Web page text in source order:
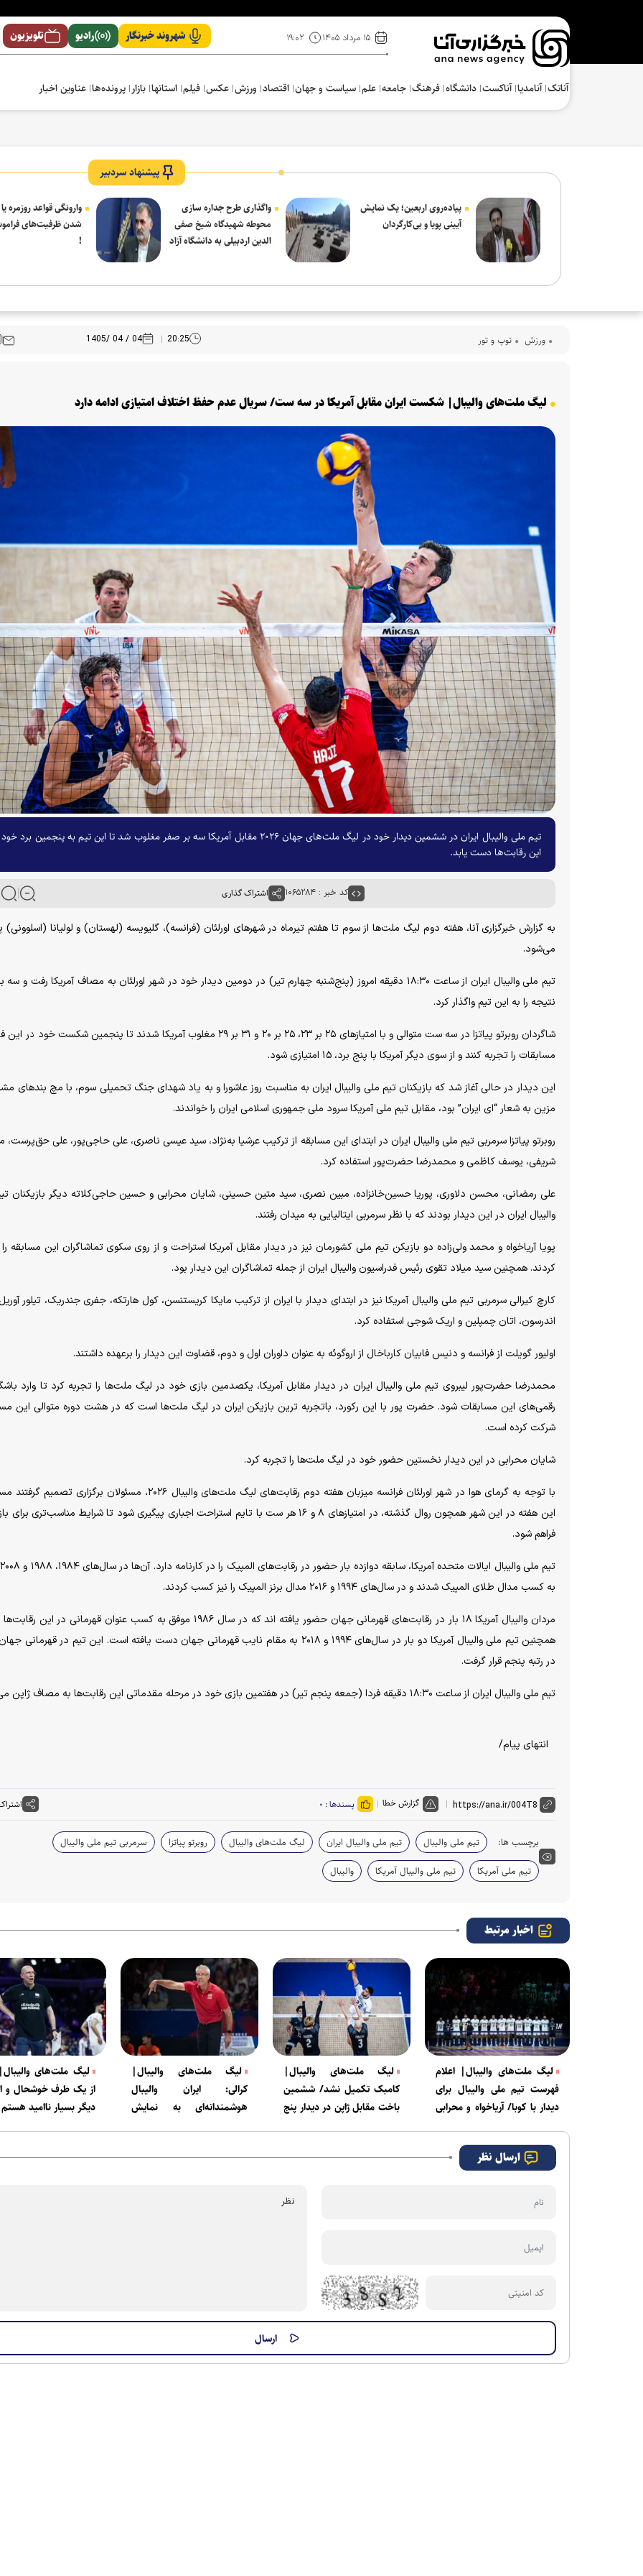
۱۵ مرداد ۱۴۰۵ ۱۹:۰۲ شهروند خبرنگار رادیو تلویزیون
آناتک آنامدیا آناکست دانشگاه فرهنگ‌ جامعه علم سیاست و جهان اقتصاد ورزش عکس فیلم استانها بازار پرونده‌ها عناوین اخبار
پیشنهاد سردبیر
پیاده‌روی اربعین؛ یک نمایش
آیینی پویا و بی‌کارگردان
واگذاری طرح جداره سازی
محوطه شهیدگاه شیخ صفی
الدین اردبیلی به دانشگاه آزاد
وارونگی قواعد روزمره
شدن ظرفیت‌های
!
ورزش توپ و تور 20:25
04 / 04 /1405
لیگ ملت‌های والیبال| شکست ایران مقابل آمریکا در سه ست/ سریال عدم حفظ اختلاف امتیازی ادامه دارد
تیم ملی والیبال ایران در ششمین دیدار خود در لیگ ملت‌های جهان ۲۰۲۶ مقابل آمریکا سه بر صفر مغلوب شد تا این تیم به پنجمین برد
این رقابت‌ها دست یابد.
کد خبر : ۱۰۶۵۲۸۴ اشتراک گذاری
به گزارش خبرگزاری آنا، هفته دوم لیگ ملت‌ها از سوم تا هفتم تیرماه در شهرهای اورلئان (فرانسه)، گلیویسه (لهستان) و لولیانا (اسلوونی)
می‌شود.
تیم ملی والیبال ایران از ساعت ۱۸:۳۰ دقیقه امروز (پنج‌شنبه چهارم تیر) در دومین دیدار خود در شهر اورلئان به مصاف آمریکا رفت و
نتیجه را به این تیم واگذار کرد.
شاگردان روبرتو پیاتزا در سه ست متوالی و با امتیازهای ۲۵ بر ۲۳، ۲۵ بر ۲۰ و ۳۱ بر ۲۹ مغلوب آمریکا شدند تا پنجمین شکست
مسابقات را تجربه کنند و از سوی دیگر آمریکا با پنج برد، ۱۵ امتیازی شود.
این دیدار در حالی آغاز شد که بازیکنان تیم ملی والیبال ایران به مناسبت روز عاشورا و به یاد شهدای جنگ تحمیلی سوم، با مچ بندهای
مزین به شعار “ای ایران” بود، مقابل تیم ملی آمریکا سرود ملی جمهوری اسلامی ایران را خواندند.
روبرتو پیاتزا سرمربی تیم ملی والیبال ایران در ابتدای این مسابقه از ترکیب عرشیا به‌نژاد، سید عیسی ناصری، علی حاجی‌پور، علی
شریفی، یوسف کاظمی و محمدرضا حضرت‌پور استفاده کرد.
علی رمضانی، محسن دلاوری، پوریا حسین‌خانزاده، مبین نصری، سید متین حسینی، شایان محرابی و حسین حاجی‌کلاته دیگر بازیکنان
والیبال ایران در این دیدار بودند که با نظر سرمربی ایتالیایی به میدان رفتند.
پویا آریاخواه و محمد ولی‌زاده دو بازیکن تیم ملی کشورمان نیز در دیدار مقابل آمریکا استراحت و از روی سکوی تماشاگران این مسابقه
کردند. همچنین سید میلاد تقوی رئیس فدراسیون والیبال ایران از جمله تماشاگران این دیدار بود.
کارچ کیرالی سرمربی تیم ملی والیبال آمریکا نیز در ابتدای دیدار با ایران از ترکیب مایکا کریستنسن، کول هارتکه، جفری جندریک، تیلور
اندرسون، اتان چمپلین و اریک شوجی استفاده کرد.
اولیور گویلت از فرانسه و دنیس فابیان کارباخال از اروگوئه به عنوان داوران اول و دوم، قضاوت این دیدار را برعهده داشتند.
محمدرضا حضرت‌پور لیبروی تیم ملی والیبال ایران در دیدار مقابل آمریکا، یکصدمین بازی خود در لیگ ملت‌ها را تجربه کرد تا وارد
رقمی‌های این مسابقات شود. حضرت پور با این رکورد، باتجربه ترین بازیکن ایران در لیگ ملت‌ها است که در هشت دوره متوالی این
شرکت کرده است.
شایان محرابی در این دیدار نخستین حضور خود در لیگ ملت‌ها را تجربه کرد.
با توجه به گرمای هوا در شهر اورلئان فرانسه میزبان هفته دوم رقابت‌های لیگ ملت‌های والیبال ۲۰۲۶، مسئولان برگزاری
این هفته در این شهر همچون روال گذشته، در امتیازهای ۸ و ۱۶ هر ست با تایم استراحت اجباری پیگیری شود تا شرایط مناسب‌تری
فراهم شود.
به کسب مدال طلای المپیک شدند و در سال‌های ۱۹۹۴ و ۲۰۱۶ مدال برنز المپیک را نیز کسب کردند.
مردان والیبال آمریکا ۱۸ بار در رقابت‌های قهرمانی جهان حضور یافته اند که در سال ۱۹۸۶ موفق به کسب عنوان قهرمانی در
در رتبه پنجم قرار گرفت.
تیم ملی والیبال ایران از ساعت ۱۸:۳۰ دقیقه فردا (جمعه پنجم تیر) در هفتمین بازی خود در مرحله مقدماتی این رقابت‌ها به مصاف ژاپن می‌رود.
انتهای پیام/
گزارش خطا پسندها : ۰
برچسب ها: تیم ملی والیبال تیم ملی والیبال ایران لیگ ملت‌های والیبال روبرتو پیاتزا
سرمربی تیم ملی والیبال
تیم ملی آمریکا
تیم ملی والیبال آمریکا والیبال
اخبار مرتبط
لیگ ملت‌های والیبال| اعلام
فهرست تیم ملی والیبال برای
دیدار با کوبا/ آریاخواه و محرابی
لیگ ملت‌های والیبال|
کامبک تکمیل نشد/ ششمین
باخت مقابل ژاپن در دیدار پنج
لیگ ملت‌های والیبال|
کرالی: ایران والیبال
هوشمندانه‌ای به نمایش
لیگ ملت‌های والیبال|
از یک طرف خوشحال و
دیگر بسیار ناامید هستم
ارسال نظر